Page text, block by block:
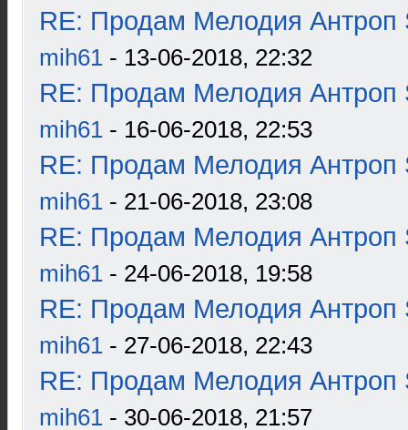
RE: Продам Мелодия Антроп
mih61 - 13-06-2018, 22:32
RE: Продам Мелодия Антроп
mih61 - 16-06-2018, 22:53
RE: Продам Мелодия Антроп
mih61 - 21-06-2018, 23:08
RE: Продам Мелодия Антроп
mih61 - 24-06-2018, 19:58
RE: Продам Мелодия Антроп
mih61 - 27-06-2018, 22:43
RE: Продам Мелодия Антроп
mih61 - 30-06-2018, 21:57